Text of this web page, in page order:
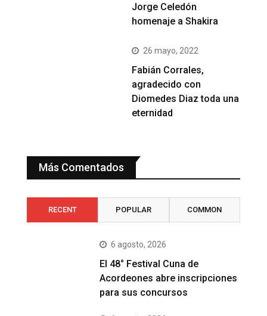
Jorge Celedón
homenaje a Shakira
26 mayo, 2022
Fabián Corrales,
agradecido con
Diomedes Diaz toda una
eternidad
Más Comentados
RECENT POPULAR COMMON
6 agosto, 2026
El 48° Festival Cuna de
Acordeones abre inscripciones
para sus concursos